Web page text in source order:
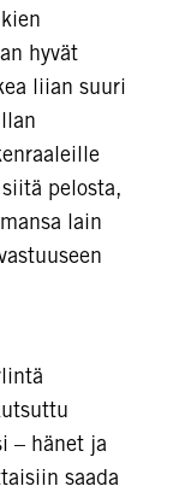
hyvät
liian suuri
pelosta,
lain
– hänet ja
saada